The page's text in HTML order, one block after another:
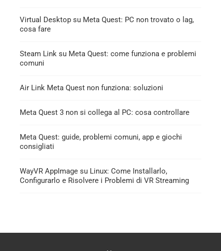
Virtual Desktop su Meta Quest: PC non trovato o lag,
cosa fare
Steam Link su Meta Quest: come funziona e problemi
comuni
Air Link Meta Quest non funziona: soluzioni
Meta Quest 3 non si collega al PC: cosa controllare
Meta Quest: guide, problemi comuni, app e giochi
consigliati
WayVR AppImage su Linux: Come Installarlo,
Configurarlo e Risolvere i Problemi di VR Streaming